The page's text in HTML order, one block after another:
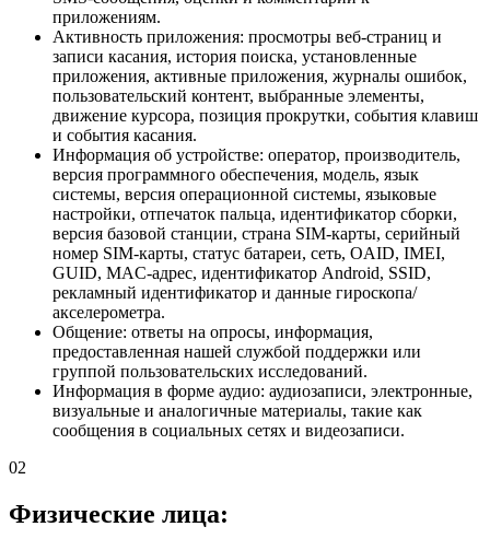
приложениям.
Активность приложения: просмотры веб-страниц и
записи касания, история поиска, установленные
приложения, активные приложения, журналы ошибок,
пользовательский контент, выбранные элементы,
движение курсора, позиция прокрутки, события клавиш
и события касания.
Информация об устройстве: оператор, производитель,
версия программного обеспечения, модель, язык
системы, версия операционной системы, языковые
настройки, отпечаток пальца, идентификатор сборки,
версия базовой станции, страна SIM-карты, серийный
номер SIM-карты, статус батареи, сеть, OAID, IMEI,
GUID, MAC-адрес, идентификатор Android, SSID,
рекламный идентификатор и данные гироскопа/
акселерометра.
Общение: ответы на опросы, информация,
предоставленная нашей службой поддержки или
группой пользовательских исследований.
Информация в форме аудио: аудиозаписи, электронные,
визуальные и аналогичные материалы, такие как
сообщения в социальных сетях и видеозаписи.
02
Физические лица: